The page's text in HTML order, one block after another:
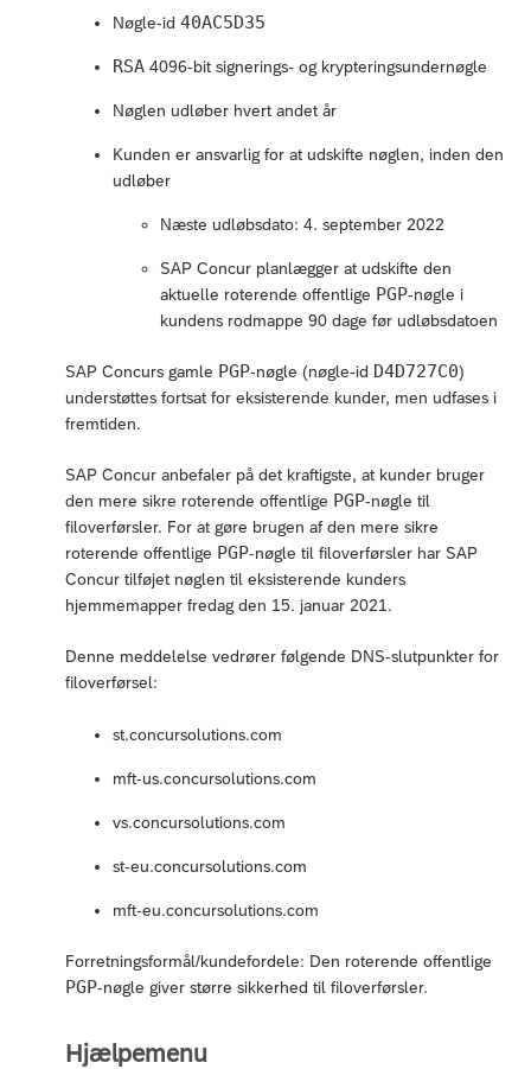
Nøgle-id 40AC5D35
RSA 4096-bit signerings- og krypteringsundernøgle
Nøglen udløber hvert andet år
Kunden er ansvarlig for at udskifte nøglen, inden den
udløber
Næste udløbsdato: 4. september 2022
SAP Concur planlægger at udskifte den
aktuelle roterende offentlige PGP-nøgle i
kundens rodmappe 90 dage før udløbsdatoen
SAP Concurs gamle PGP-nøgle (nøgle-id D4D727C0)
understøttes fortsat for eksisterende kunder, men udfases i
fremtiden.
SAP Concur anbefaler på det kraftigste, at kunder bruger
den mere sikre roterende offentlige PGP-nøgle til
filoverførsler. For at gøre brugen af den mere sikre
roterende offentlige PGP-nøgle til filoverførsler har SAP
Concur tilføjet nøglen til eksisterende kunders
hjemmemapper fredag den 15. januar 2021.
Denne meddelelse vedrører følgende DNS-slutpunkter for
filoverførsel:
st.concursolutions.com
mft-us.concursolutions.com
vs.concursolutions.com
st-eu.concursolutions.com
mft-eu.concursolutions.com
Forretningsformål/kundefordele: Den roterende offentlige
PGP-nøgle giver større sikkerhed til filoverførsler.
Hjælpemenu